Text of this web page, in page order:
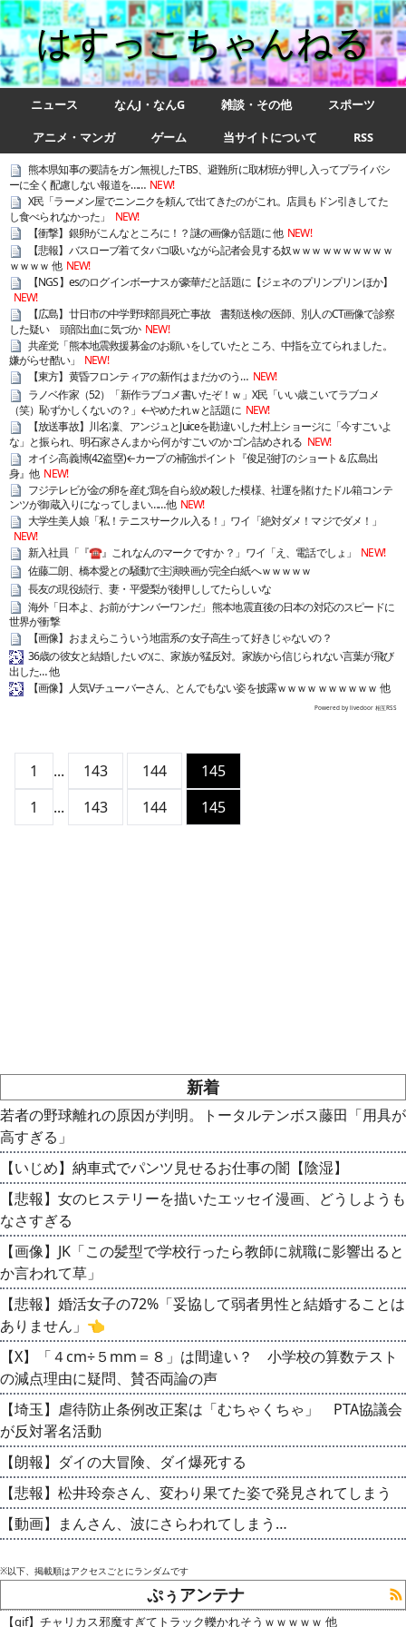
はすっこちゃんねる
ニュース なんJ・なんG 雑談・その他
スポーツ
アニメ・マンガ
ゲーム 当サイトについて RSS
熊本県知事の要請をガン無視したTBS、避難所に取材班が押し入ってプライバシ
ーに全く配慮しない報道を…… NEW!
X民「ラーメン屋でニンニクを頼んで出てきたのがこれ。店員もドン引きしてた
し食べられなかった」
NEW!
【衝撃】銀卵がこんなところに！？謎の画像が話題に 他 NEW!
【悲報】バスローブ着てタバコ吸いながら記者会見する奴ｗｗｗｗｗｗｗｗｗｗ
ｗｗｗｗ 他 NEW!
【NGS】esのログインボーナスが豪華だと話題に【ジェネのプリンプリンほか】
NEW!
【広島】廿日市の中学野球部員死亡事故 書類送検の医師、別人のCT画像で診察
した疑い 頭部出血に気づか NEW!
共産党「熊本地震救援募金のお願いをしていたところ、中指を立てられました。
嫌がらせ酷い」
NEW!
【東方】黄昏フロンティアの新作はまだかのう… NEW!
ラノベ作家（52）「新作ラブコメ書いたぞ！ｗ」X民「いい歳こいてラブコメ
（笑）恥ずかしくないの？」←やめたれｗと話題に NEW!
【放送事故】川名凜、アンジュとJuiceを勘違いした村上ショージに「今すごいよ
な」と振られ、明石家さんまから何がすごいのかゴン詰めされる NEW!
オイシ高義博(42盗塁)←カープの補強ポイント『俊足強打のショート＆広島出
身』他 NEW!
フジテレビが金の卵を産む鶏を自ら絞め殺した模様、社運を賭けたドル箱コンテ
ンツが御蔵入りになってしまい……他 NEW!
大学生美人娘「私！テニスサークル入る！」ワイ「絶対ダメ！マジでダメ！」
NEW!
新入社員「『☎︎』これなんのマークですか ？」ワイ「え、電話でしょ」
NEW!
佐藤二朗、橋本愛との騒動で主演映画が完全白紙へｗｗｗｗｗ
長友の現役続行、妻・平愛梨が後押ししてたらしいな
海外「日本よ、お前がナンバーワンだ」 熊本地震直後の日本の対応のスピードに
世界が衝撃
【画像】おまえらこういう地雷系の女子高生って好きじゃないの？
36歳の彼女と結婚したいのに、家族が猛反対。家族から信じられない言葉が飛び
出した… 他
【画像】人気Vチューバーさん、とんでもない姿を披露ｗｗｗｗｗｗｗｗｗｗ 他
Powered by livedoor 相互RSS
1 ... 143 144
145
1
... 143 144 145
新着
若者の野球離れの原因が判明。トータルテンボス藤田「用具が
高すぎる」
【いじめ】納車式でパンツ見せるお仕事の闇【陰湿】
【悲報】女のヒステリーを描いたエッセイ漫画、どうしようも
なさすぎる
【画像】JK「この髪型で学校行ったら教師に就職に影響出ると
か言われて草」
【悲報】婚活女子の72%「妥協して弱者男性と結婚することは
ありません」👈
【X】「４cm÷５mm＝８」は間違い？ 小学校の算数テスト
の減点理由に疑問、賛否両論の声
【埼玉】虐待防止条例改正案は「むちゃくちゃ」 PTA協議会
が反対署名活動
【朗報】ダイの大冒険、ダイ爆死する
【悲報】松井玲奈さん、変わり果てた姿で発見されてしまう
【動画】まんさん、波にさらわれてしまう…
※以下、掲載順はアクセスごとにランダムです
ぷぅアンテナ
【gif】チャリカス邪魔すぎてトラック轢かれそうｗｗｗｗｗ 他